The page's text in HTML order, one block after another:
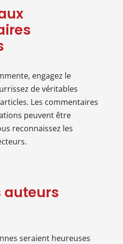
engagez le
de véritables
Les commentaires
peuvent être
reconnaissez les
auteurs
seraient heureuses